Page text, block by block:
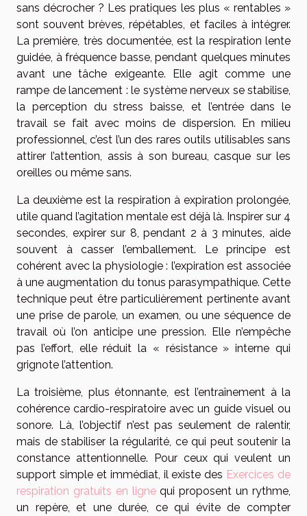
sans décrocher ? Les pratiques les plus « rentables »
sont souvent brèves, répétables, et faciles à intégrer.
La première, très documentée, est la respiration lente
guidée, à fréquence basse, pendant quelques minutes
avant une tâche exigeante. Elle agit comme une
rampe de lancement : le système nerveux se stabilise,
la perception du stress baisse, et l’entrée dans le
travail se fait avec moins de dispersion. En milieu
professionnel, c’est l’un des rares outils utilisables sans
attirer l’attention, assis à son bureau, casque sur les
oreilles ou même sans.
La deuxième est la respiration à expiration prolongée,
utile quand l’agitation mentale est déjà là. Inspirer sur 4
secondes, expirer sur 8, pendant 2 à 3 minutes, aide
souvent à casser l’emballement. Le principe est
cohérent avec la physiologie : l’expiration est associée
à une augmentation du tonus parasympathique. Cette
technique peut être particulièrement pertinente avant
une prise de parole, un examen, ou une séquence de
travail où l’on anticipe une pression. Elle n’empêche
pas l’effort, elle réduit la « résistance » interne qui
grignote l’attention.
La troisième, plus étonnante, est l’entraînement à la
cohérence cardio-respiratoire avec un guide visuel ou
sonore. Là, l’objectif n’est pas seulement de ralentir,
mais de stabiliser la régularité, ce qui peut soutenir la
constance attentionnelle. Pour ceux qui veulent un
support simple et immédiat, il existe des Exercices de
respiration gratuits en lignequi proposent un rythme,
un repère, et une durée, ce qui évite de compter